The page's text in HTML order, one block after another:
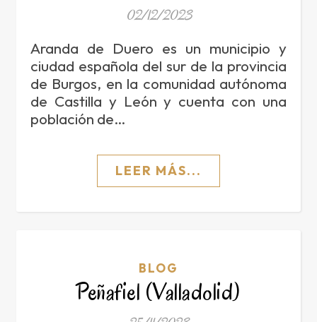
02/12/2023
Aranda de Duero es un municipio y
ciudad española del sur de la provincia
de Burgos, en la comunidad autónoma
de Castilla y León y cuenta con una
población de…
LEER MÁS...
BLOG
Peñafiel (Valladolid)